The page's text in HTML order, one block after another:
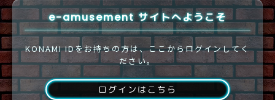
e-amusement サイトへようこそ
KONAMI IDをお持ちの方は、ここからログインしてく
ださい。
ログインはこちら